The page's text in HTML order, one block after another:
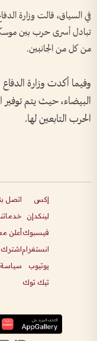
في السياق، ​قالت وزارة
من كل من الجانبين.
وفيما أكدت وزارة
البيضاء، حيث يتم ⁠توفير
⁠الحرب ⁠التابعين لها.
إكس
لينكدإن
فيسبوك
انستغرام
يوتيوب
تيك توك
اتصل
أعلن
اشترك